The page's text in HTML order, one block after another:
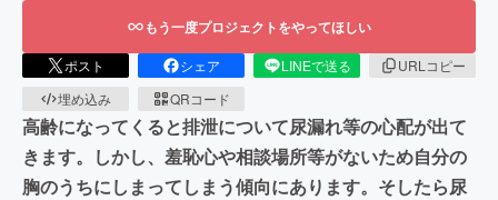
もう一度プロジェクトをやってほしい
ポスト シェア LINEで送る
URLコピー
埋め込み
QRコード
高齢になってくると排泄について尿漏れ等の心配が出て
きます。しかし、羞恥心や相談場所等がないため自分の
胸のうちにしまってしまう傾向にあります。そしたら尿